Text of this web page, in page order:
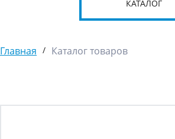
КАТАЛОГ
Главная / Каталог товаров